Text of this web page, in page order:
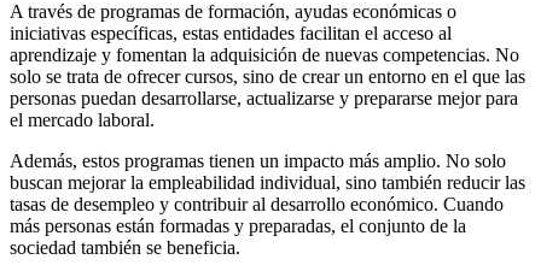
A través de programas de formación, ayudas económicas o
iniciativas específicas, estas entidades facilitan el acceso al
aprendizaje y fomentan la adquisición de nuevas competencias. No
solo se trata de ofrecer cursos, sino de crear un entorno en el que las
personas puedan desarrollarse, actualizarse y prepararse mejor para
el mercado laboral.
Además, estos programas tienen un impacto más amplio. No solo
buscan mejorar la empleabilidad individual, sino también reducir las
tasas de desempleo y contribuir al desarrollo económico. Cuando
más personas están formadas y preparadas, el conjunto de la
sociedad también se beneficia.